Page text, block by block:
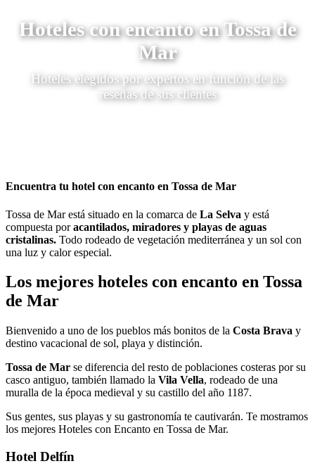
Hoteles con encanto en Tossa de
Mar
Hoteles elegidos por expertos en función de las
reseñas de sus clientes
Encuentra tu hotel con encanto en Tossa de Mar
Tossa de Mar está situado en la comarca de La Selva y está
compuesta poracantilados, miradores y playas de aguas
cristalinas. Todo rodeado de vegetación mediterránea y un sol con
una luz y calor especial.
Los mejores hoteles con encanto en Tossa
de Mar
Bienvenido a uno de los pueblos más bonitos de la Costa Brava y
destino vacacional de sol, playa y distinción.
Tossa de Mar se diferencia del resto de poblaciones costeras por su
casco antiguo, también llamado la Vila Vella, rodeado de una
muralla de la época medieval y su castillo del año 1187.
Sus gentes, sus playas y su gastronomía te cautivarán. Te mostramos
los mejores Hoteles con Encanto en Tossa de Mar.
Hotel Delfín